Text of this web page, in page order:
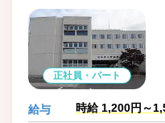
正社員・パート
給与 時給 1,200円～